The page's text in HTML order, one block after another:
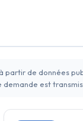
de données
demande est